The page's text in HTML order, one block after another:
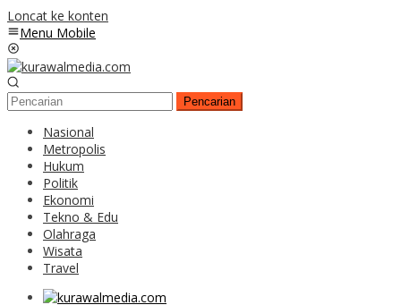
Loncat ke konten
Menu Mobile
Pencarian
Nasional
Metropolis
Hukum
Politik
Ekonomi
Tekno & Edu
Olahraga
Wisata
Travel